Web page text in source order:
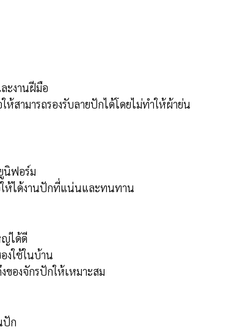
ะงานฝีมือ
สามารถรองรับลายปักได้โดยไม่ทำให้ผ้าย่น
นิฟอร์ม
ให้ได้งานปักที่แน่นและทนทาน
ญ่ได้ดี
งใช้ในบ้าน
ของจักรปักให้เหมาะสม
ปัก